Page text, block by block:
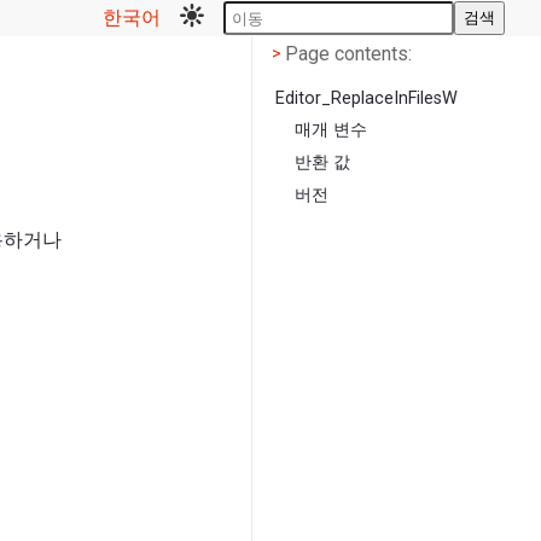
한국어 검색
거나
< Page contents
> Page contents:
Editor_ReplaceInFilesW
매개 변수
반환 값
버전